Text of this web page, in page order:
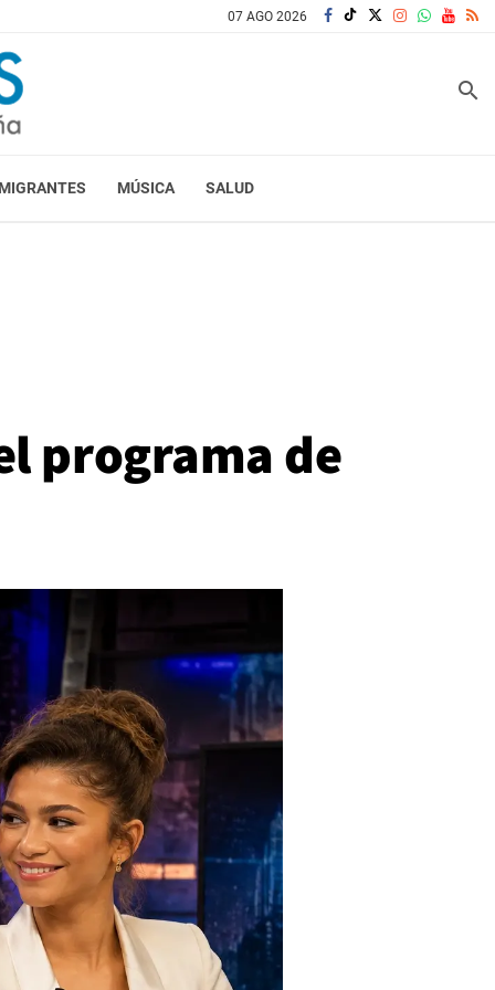
07 AGO 2026
search
MÚSICA SALUD
programa de